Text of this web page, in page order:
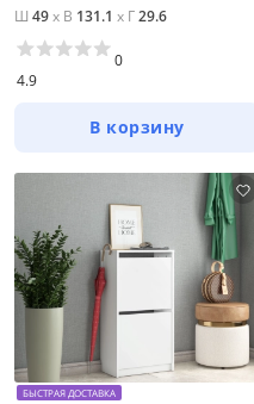
Ш 49x В 131.1 x Г29.6
4.9
0
В корзину
БЫСТРАЯ ДОСТАВКА